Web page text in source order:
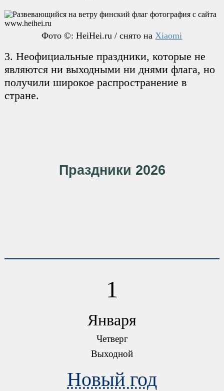
Фото ©: HeiHei.ru / снято на Xiaomi
3. Неофициальные праздники, которые не
являются ни выходными ни днями флага, но
получили широкое распространение в
стране.
Праздники 2026
1
Января
Четверг
Выходной
Новый год